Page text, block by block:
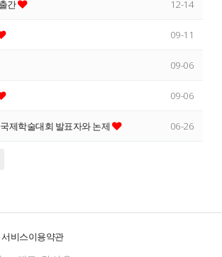
간 12-14
09-11
09-06
09-06
제학술대회 발표자와 논제 06-26
서비스이용약관